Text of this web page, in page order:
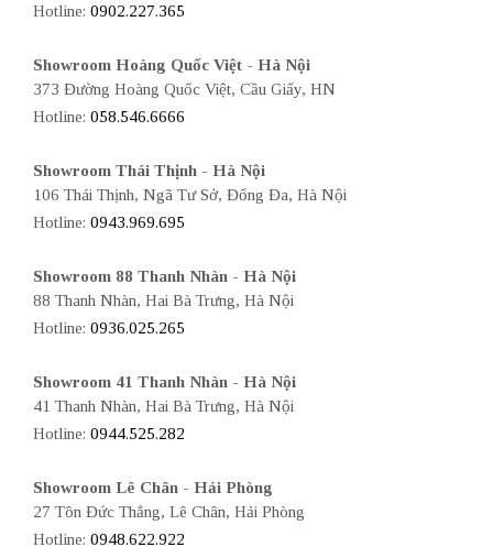
Hotline: 0902.227.365
Showroom Hoàng Quốc Việt - Hà Nội
373 Đường Hoàng Quốc Việt, Cầu Giấy, HN
Hotline: 058.546.6666
Showroom Thái Thịnh - Hà Nội
106 Thái Thịnh, Ngã Tư Sở, Đống Đa, Hà Nội
Hotline: 0943.969.695
Showroom 88 Thanh Nhàn - Hà Nội
88 Thanh Nhàn, Hai Bà Trưng, Hà Nội
Hotline: 0936.025.265
Showroom 41 Thanh Nhàn - Hà Nội
41 Thanh Nhàn, Hai Bà Trưng, Hà Nội
Hotline: 0944.525.282
Showroom Lê Chân - Hải Phòng
27 Tôn Đức Thắng, Lê Chân, Hải Phòng
Hotline: 0948.622.922